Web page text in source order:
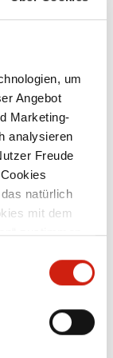
um
Angebot
Marketing-
analysieren
Freude
natürlich
mit dem
zustimmen